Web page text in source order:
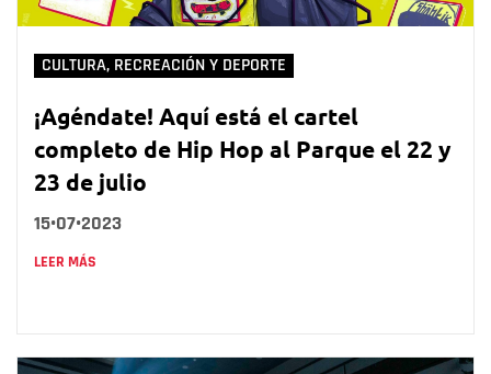
CULTURA, RECREACIÓN Y DEPORTE
¡Agéndate! Aquí está el cartel
completo de Hip Hop al Parque el 22 y
23 de julio
15•07•2023
LEER MÁS